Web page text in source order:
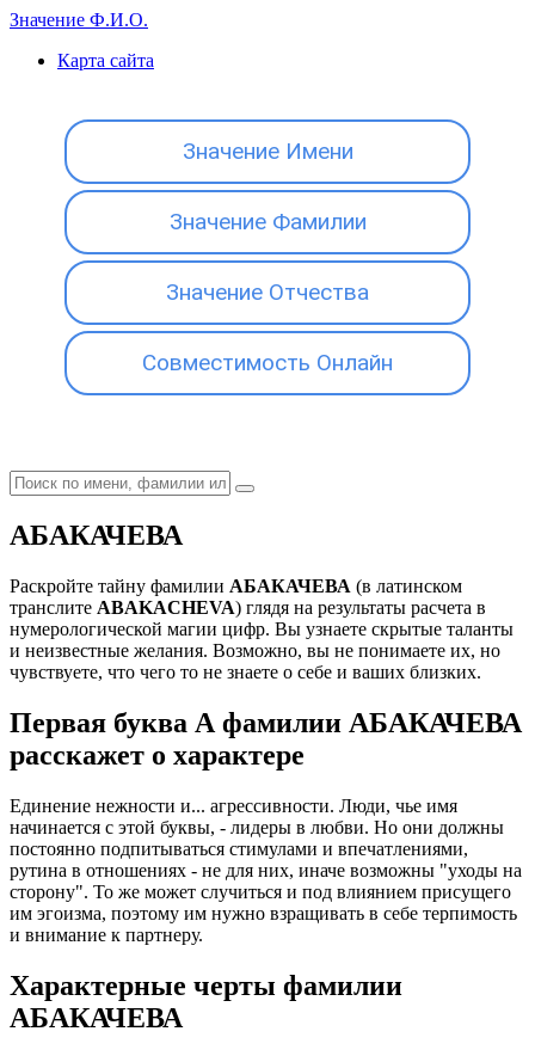
Значение Ф.И.О.
Карта сайта
Значение Имени
Значение Фамилии
Значение Отчества
Совместимость Онлайн
АБАКАЧЕВА
Раскройте тайну фамилии АБАКАЧЕВА (в латинском
транслите ABAKACHEVA) глядя на результаты расчета в
нумерологической магии цифр. Вы узнаете скрытые таланты
и неизвестные желания. Возможно, вы не понимаете их, но
чувствуете, что чего то не знаете о себе и ваших близких.
Первая буква А фамилии АБАКАЧЕВА
расскажет о характере
Единение нежности и... агрессивности. Люди, чье имя
начинается с этой буквы, - лидеры в любви. Но они должны
постоянно подпитываться стимулами и впечатлениями,
рутина в отношениях - не для них, иначе возможны "уходы на
сторону". То же может случиться и под влиянием присущего
им эгоизма, поэтому им нужно взращивать в себе терпимость
и внимание к партнеру.
Характерные черты фамилии
АБАКАЧЕВА